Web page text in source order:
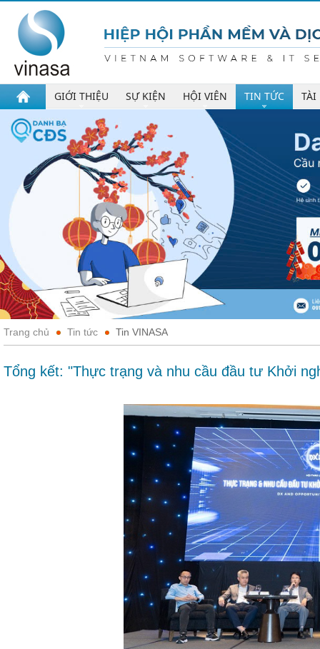
GIỚI THIỆU SỰ KIỆN HỘI VIÊN TIN TỨC TÀI
Trang chủ Tin tức Tin VINASA
Tổng kết: "Thực trạng và nhu cầu đầu tư Khởi